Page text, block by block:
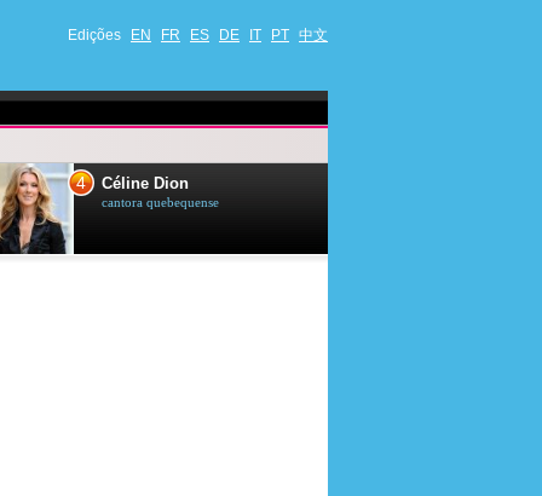
Edições EN FR ES DE IT PT 中文
4 Céline Dion
cantora quebequense